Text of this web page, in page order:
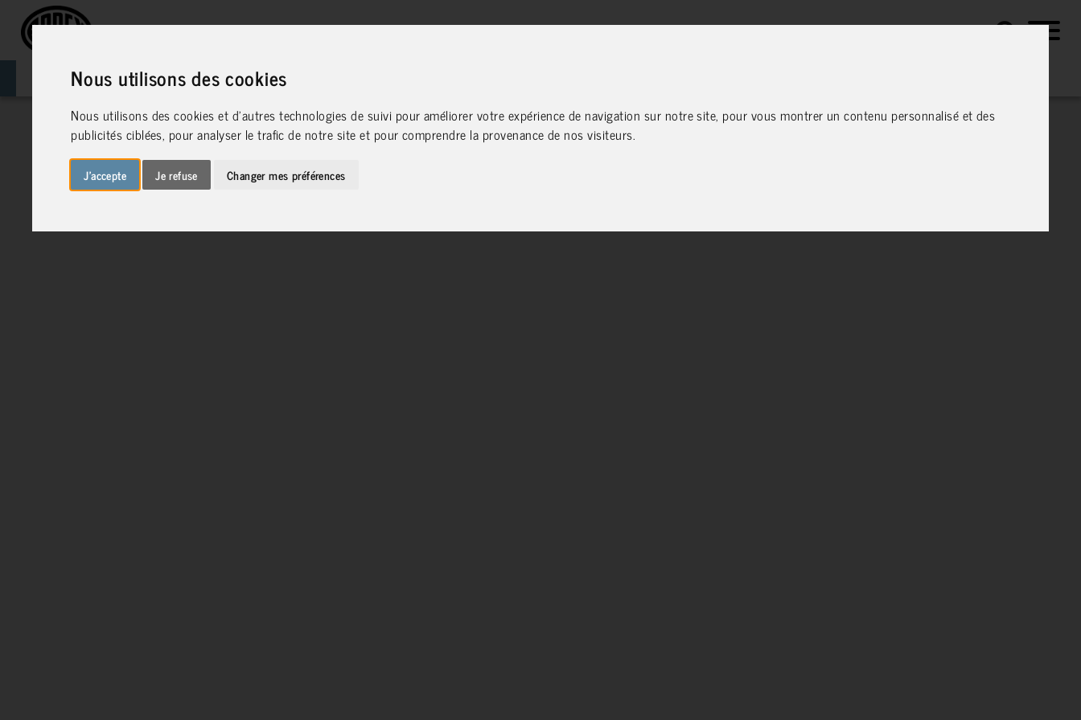
Nous utilisons des cookies
Nous utilisons des cookies et d'autres technologies de suivi pour améliorer votre expérience de navigation sur notre site, pour vous montrer un contenu personnalisé et des
publicités ciblées, pour analyser le trafic de notre site et pour comprendre la provenance de nos visiteurs.
J'accepte Je refuse Changer mes préférences
CONSEILLER DIGITALE
BIENVENUE!